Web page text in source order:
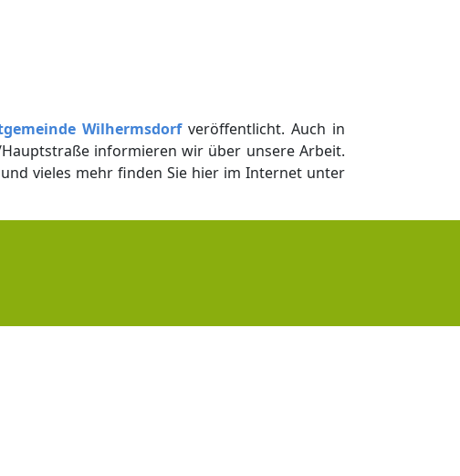
Wilhermsdorf veröffentlicht. Auch in
informieren wir über unsere Arbeit.
vieles mehr finden Sie hier im Internet unter